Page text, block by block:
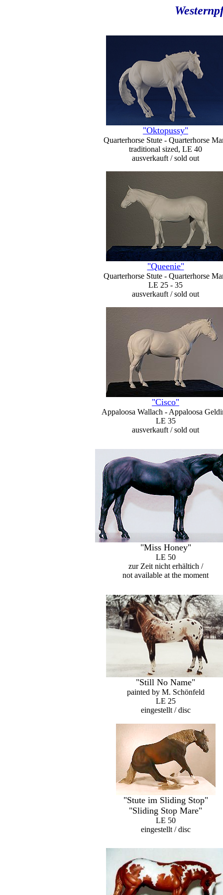
"Oktopussy"
Quarterhorse Stute - Quarterhorse
traditional sized, LE 40
ausverkauft / sold out
"Queenie"
Quarterhorse Stute - Quarterhorse
LE 25 - 35
ausverkauft / sold out
"Cisco"
Appaloosa Wallach - Appaloosa
LE 35
ausverkauft / sold out
"Miss Honey"
LE 50
zur Zeit nicht erhältich /
not available at the moment
"Still No Name"
painted by M. Schönfeld
LE 25
eingestellt / disc
"Stute im Sliding Stop"
"Sliding Stop Mare"
LE 50
eingestellt / disc